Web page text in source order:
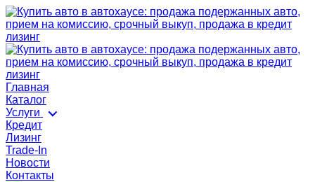
Главная
Каталог
Услуги
Кредит
Лизинг
Trade-In
Новости
Контакты